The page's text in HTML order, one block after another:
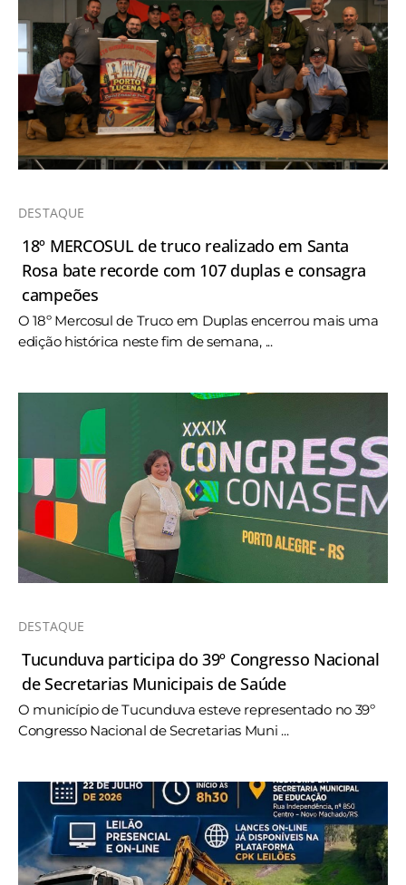
DESTAQUE
18º MERCOSUL de truco realizado em Santa
Rosa bate recorde com 107 duplas e consagra
campeões
O 18º Mercosul de Truco em Duplas encerrou mais uma
edição histórica neste fim de semana, ...
DESTAQUE
Tucunduva participa do 39º Congresso Nacional
de Secretarias Municipais de Saúde
O município de Tucunduva esteve representado no 39º
Congresso Nacional de Secretarias Muni ...